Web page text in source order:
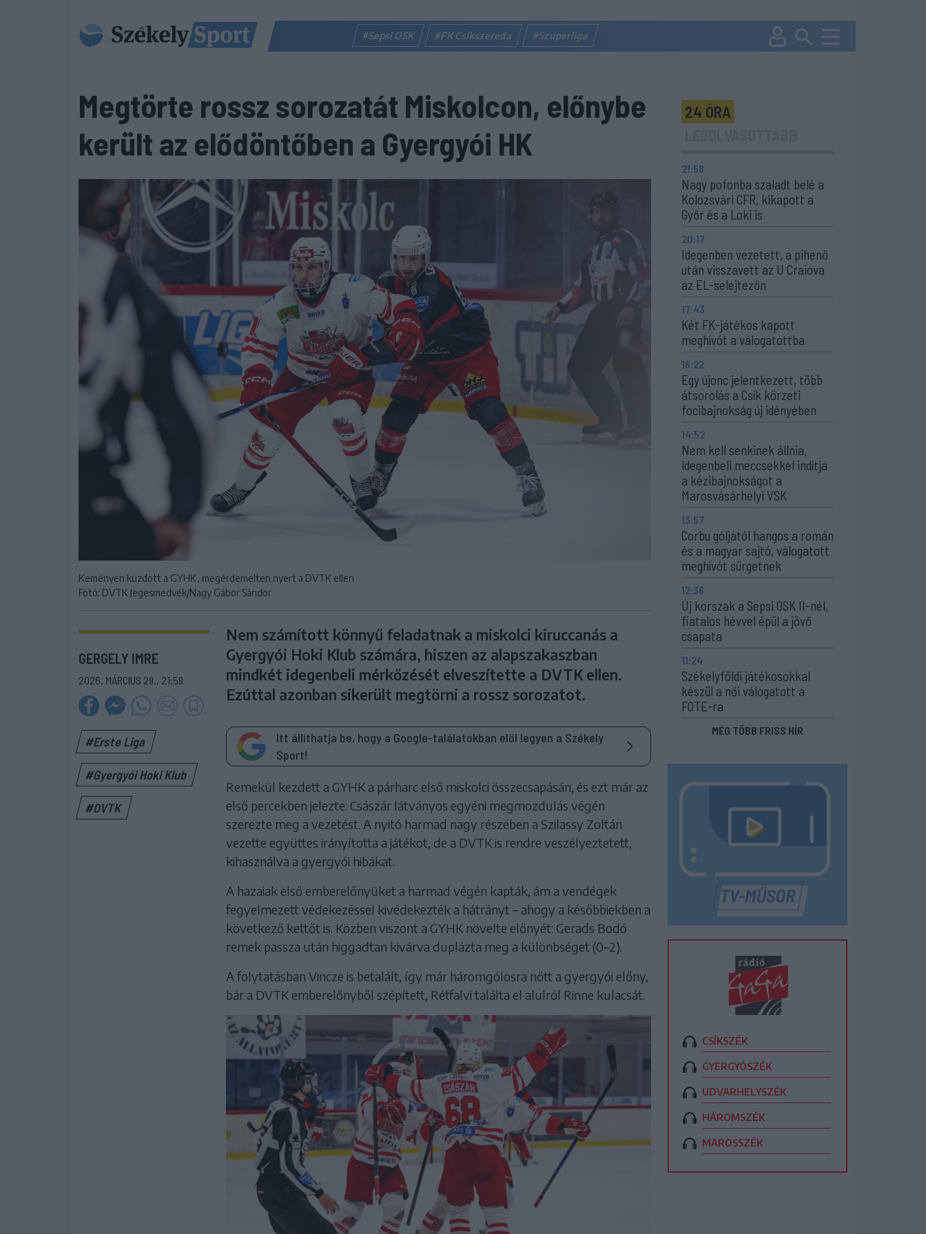
#Sepsi OSK #FK Csíkszereda #Szuperliga
Megtörte rossz sorozatát Miskolcon, előnybe
került az elődöntőben a Gyergyói HK
Keményen küzdött a GYHK, megérdemelten nyert a DVTK ellen
Fotó: DVTK Jegesmedvék/Nagy Gábor Sándor
GERGELY IMRE
2026. MÁRCIUS 29., 21:59
#Erste Liga
#Gyergyói Hoki Klub
#DVTK
Nem számított könnyű feladatnak a miskolci kiruccanás a
Gyergyói Hoki Klub számára, hiszen az alapszakaszban
mindkét idegenbeli mérkőzését elveszítette a DVTK ellen.
Ezúttal azonban sikerült megtörni a rossz sorozatot.
Itt állíthatja be, hogy a Google-találatokban elöl legyen a Székely
Sport!
Remekül kezdett a GYHK a párharc első miskolci összecsapásán, és ezt már az
első percekben jelezte: Császár látványos egyéni megmozdulás végén
szerezte meg a vezetést. A nyitó harmad nagy részében a Szilassy Zoltán
vezette együttes irányította a játékot, de a DVTK is rendre veszélyeztetett,
kihasználva a gyergyói hibákat.
A hazaiak első emberelőnyüket a harmad végén kapták, ám a vendégek
fegyelmezett védekezéssel kivédekezték a hátrányt – ahogy a későbbiekben a
következő kettőt is. Közben viszont a GYHK növelte előnyét: Gerads Bodó
remek passza után higgadtan kivárva duplázta meg a különbséget (0–2).
A folytatásban Vincze is betalált, így már háromgólosra nőtt a gyergyói előny,
bár a DVTK emberelőnyből szépített, Rétfalvi találta el alulról Rinne kulacsát.
24 ÓRA
21:58
Nagy pofonba szaladt belé a
Kolozsvári CFR, kikapott a
Győr és a Loki is
20:17
Idegenben vezetett, a pihenő
után visszavett az U Craiova
az EL-selejtezőn
17:43
Két FK-játékos kapott
meghívót a válogatottba
16:22
Egy újonc jelentkezett, több
átsorolás a Csík körzeti
focibajnokság új idényében
14:52
Nem kell senkinek állnia,
idegenbeli meccsekkel indítja
a kézibajnokságot a
Marosvásárhelyi VSK
13:57
Corbu góljától hangos a román
és a magyar sajtó, válogatott
meghívót sürgetnek
12:36
Új korszak a Sepsi OSK II-nél,
fiatalos hévvel épül a jövő
csapata
11:24
Székelyföldi játékosokkal
készül a női válogatott a
FOTE-ra
MÉG TÖBB FRISS HÍR
CSÍKSZÉK
GYERGYÓSZÉK
UDVARHELYSZÉK
HÁROMSZÉK
MAROSSZÉK